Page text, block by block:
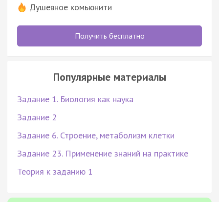
Душевное комьюнити
Получить бесплатно
Популярные материалы
Задание 1. Биология как наука
Задание 2
Задание 6. Строение, метаболизм клетки
Задание 23. Применение знаний на практике
Теория к заданию 1